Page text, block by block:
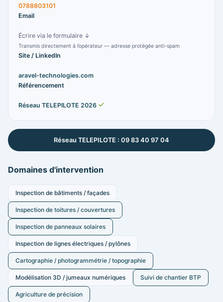
Domaines d'intervention
Inspection de bâtiments / façades
Inspection de toitures / couvertures
Inspection de panneaux solaires
Inspection de lignes électriques / pylônes
Cartographie / photogrammétrie / topographie
Modélisation 3D / jumeaux numériques Suivi de chantier BTP
Agriculture de précision
0788803101
Email
Écrire via le formulaire ↓
Transmis directement à l’opérateur — adresse protégée anti-spam
Site / LinkedIn
aravel-technologies.com
Référencement
Réseau TELEPILOTE 2026
Réseau TELEPILOTE : 09 83 40 97 04